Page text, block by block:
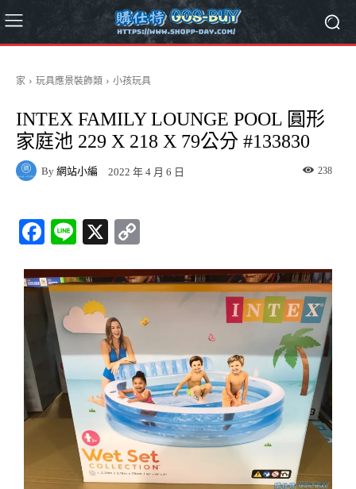
家 玩具應景裝飾類 小孩玩具
INTEX FAMILY LOUNGE POOL 圓形
家庭池 229 X 218 X 79公分 #133830
By 網站小編 2022 年 4 月 6 日 238
Fa
bo
ok
Li
X
y
Li
nk